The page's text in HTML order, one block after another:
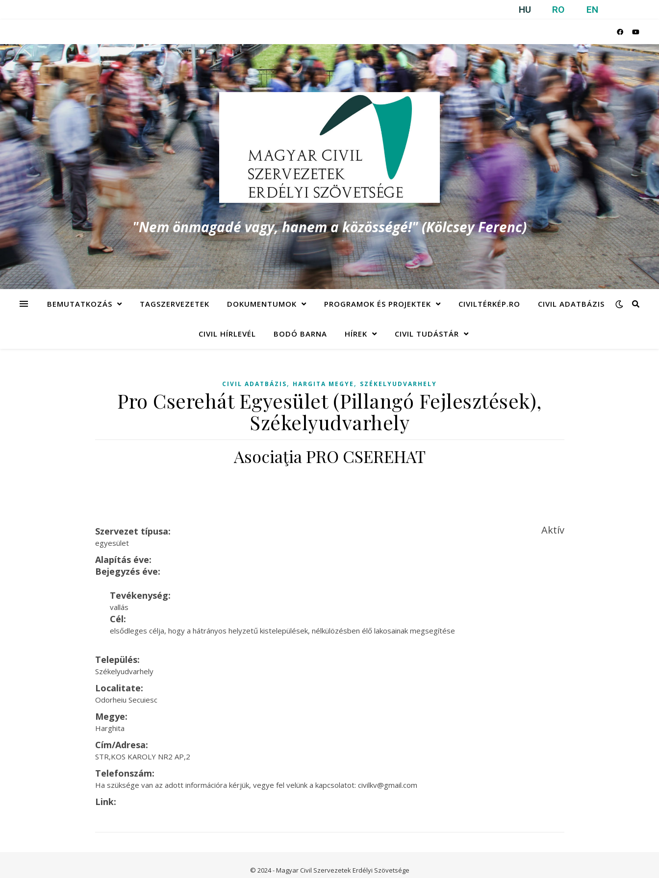
HU RO EN
"Nem önmagadé vagy, hanem a közösségé!" (Kölcsey Ferenc)
BEMUTATKOZÁS TAGSZERVEZETEK DOKUMENTUMOK PROGRAMOK ÉS PROJEKTEK CIVILTÉRKÉP.RO CIVIL ADATBÁZIS
CIVIL HÍRLEVÉL BODÓ BARNA HÍREK CIVIL TUDÁSTÁR
CIVIL ADATBÁZIS, HARGITA MEGYE , SZÉKELYUDVARHELY
Pro Cserehát Egyesület (Pillangó Fejlesztések),
Székelyudvarhely
Asociaţia PRO CSEREHAT
Szervezet típusa:
egyesület
Aktív
Alapítás éve:
Bejegyzés éve:
Tevékenység:
vallás
Cél:
elsődleges célja, hogy a hátrányos helyzetű kistelepülések, nélkülözésben élő lakosainak megsegítése
Település:
Székelyudvarhely
Localitate:
Odorheiu Secuiesc
Megye:
Harghita
Cím/Adresa:
STR,KOS KAROLY NR2 AP,2
Telefonszám:
Ha szüksége van az adott információra kérjük, vegye fel velünk a kapcsolatot: civilkv@gmail.com
Link:
© 2024 - Magyar Civil Szervezetek Erdélyi Szövetsége